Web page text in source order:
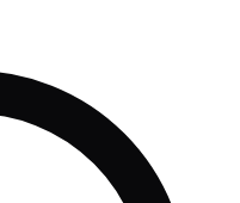
ise 2,5 milyon